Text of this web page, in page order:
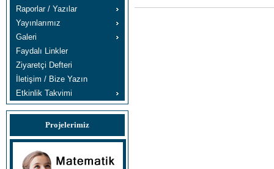
Raporlar / Yazılar
Yayınlarımız
Galeri
Faydalı Linkler
Ziyaretçi Defteri
İletişim / Bize Yazın
Etkinlik Takvimi
Projelerimiz